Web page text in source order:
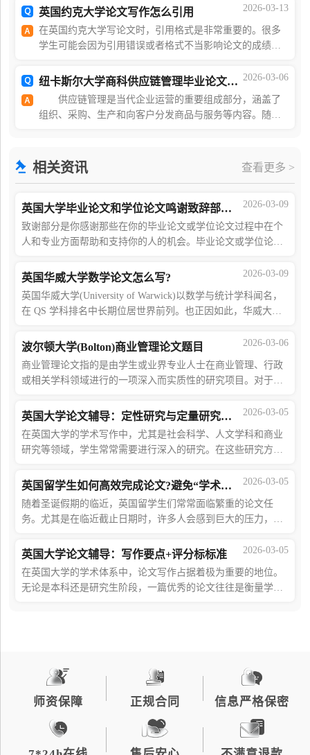
的论文。以下是开始的步骤：1 选择一个话题2 进行2026-03-13
英国约克大学论文写作怎么引用
在英国约克大学写论文时，引用格式是非常重要的。很多
学生可能会因为引用错误或者格式不当影响论文的成绩，
是海马课堂提供的一些关于如何正确引用和参考文2026-03-06
纽卡斯尔大学商科供应链管理毕业论文怎么写
供应链管理是当代企业运营的重要组成部分，涵盖了
组织、采购、生产和向客户分发商品与服务等内容。随着
相关资讯 查看更多 >
2026-03-09
英国大学毕业论文和学位论文鸣谢致辞部分怎么写?
致谢部分是你感谢那些在你的毕业论文或学位论文过程中在个
人和专业方面帮助和支持你的人的机会。毕业论文或学位论文
怎么写比较好呢?英国大学论文辅导1 在
2026-03-09
英国华威大学数学论文怎么写?
英国华威大学(University of Warwick)以数学与统计学科闻名，
在 QS 学科排名中长期位居世界前列。也正因如此，华威大学
多留学生即便平时成绩不错，也容易在论文阶段遇到瓶颈。
2026-03-06
波尔顿大学(Bolton)商业管理论文题目
商业管理论文指的是由学生或业界专业人士在商业管理、行政
或相关学科领域进行的一项深入而实质性的研究项目。对于那
性的工作。商业管理论文的主要目的是
2026-03-05
英国大学论文辅导：定性研究与定量研究的区别
在英国大学的学术写作中，尤其是社会科学、人文学科和商业
研究等领域，学生常常需要进行深入的研究。在这些研究方法
(QuantitativeResearch)是两种最常见的研究方法。
2026-03-05
英国留学生如何高效完成论文?避免“学术不端”与低分风险
随着圣诞假期的临近，英国留学生们常常面临繁重的论文任
务。尤其是在临近截止日期时，许多人会感到巨大的压力，既
选择捷径——通过偷懒来完成论文，然而
2026-03-05
英国大学论文辅导：写作要点+评分标标准
在英国大学的学术体系中，论文写作占据着极为重要的地位。
无论是本科还是研究生阶段，一篇优秀的论文往往是衡量学生
师资保障 正规合同 信息严格保密